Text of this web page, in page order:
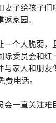
妻子给孩子
家园。
一个人脆弱
际委员会和
与家人和朋
电话。
会一直关注